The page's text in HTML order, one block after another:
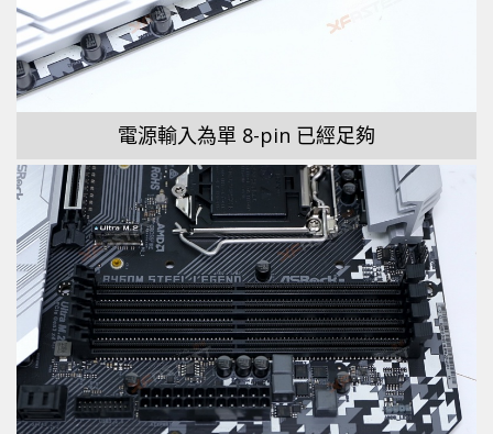
電源輸入為單 8-pin 已經足夠